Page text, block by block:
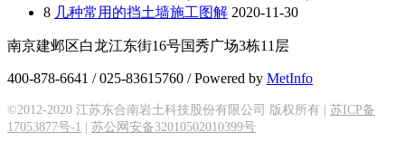
8 几种常用的挡土墙施工图解 2020-11-30
南京建邺区白龙江东街16号国秀广场3栋11层
400-878-6641 / 025-83615760 / Powered by MetInfo
©2012-2020 江苏东合南岩土科技股份有限公司 版权所有 | 苏ICP备
17053877号-1
苏公网安备32010502010399号